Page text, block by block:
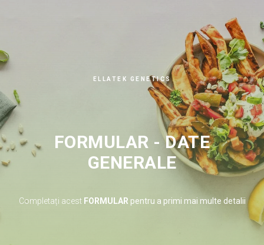
ELLATEK GENETICS
FORMULAR - DATE
GENERALE
Completați acest FORMULAR pentru a primi mai multe detalii